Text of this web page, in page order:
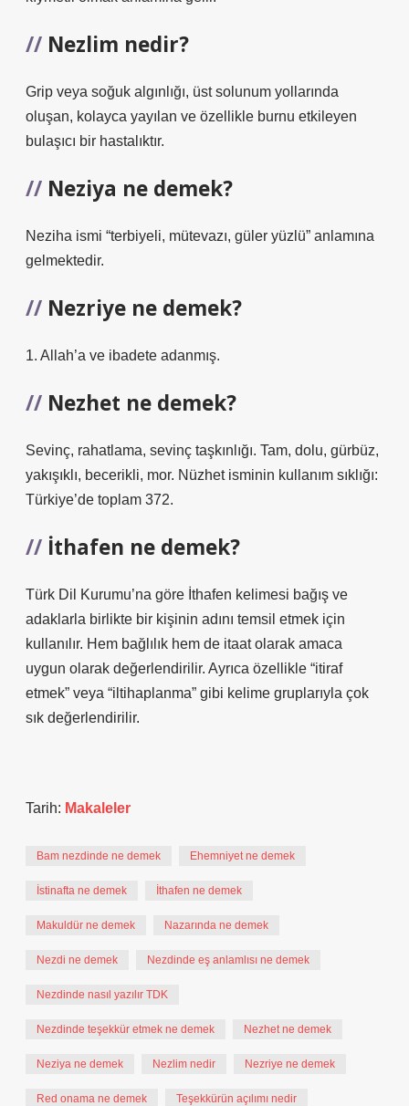
Nezlim nedir?
Grip veya soğuk algınlığı, üst solunum yollarında
oluşan, kolayca yayılan ve özellikle burnu etkileyen
bulaşıcı bir hastalıktır.
Neziya ne demek?
Neziha ismi “terbiyeli, mütevazı, güler yüzlü” anlamına
gelmektedir.
Nezriye ne demek?
1. Allah’a ve ibadete adanmış.
Nezhet ne demek?
Sevinç, rahatlama, sevinç taşkınlığı. Tam, dolu, gürbüz,
yakışıklı, becerikli, mor. Nüzhet isminin kullanım sıklığı:
Türkiye’de toplam 372.
İthafen ne demek?
Türk Dil Kurumu’na göre İthafen kelimesi bağış ve
adaklarla birlikte bir kişinin adını temsil etmek için
kullanılır. Hem bağlılık hem de itaat olarak amaca
uygun olarak değerlendirilir. Ayrıca özellikle “itiraf
etmek” veya “iltihaplanma” gibi kelime gruplarıyla çok
sık değerlendirilir.
Tarih: Makaleler
Bam nezdinde ne demek Ehemniyet ne demek
İstinafta ne demek İthafen ne demek
Makuldür ne demek Nazarında ne demek
Nezdi ne demek Nezdinde eş anlamlısı ne demek
Nezdinde nasıl yazılır TDK
Nezdinde teşekkür etmek ne demek Nezhet ne demek
Neziya ne demek Nezlim nedir Nezriye ne demek
Red onama ne demek Teşekkürün açılımı nedir